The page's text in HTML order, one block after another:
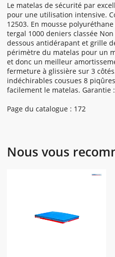
Le matelas de sécurité par
pour une utilisation intensive.
12503. En mousse
tergal 1000 deniers classée
dessous antidérapant et grille
périmètre du matelas pour un
et donc un meilleur
fermeture à glissière sur 3
indéchirables cousues 8
facilement le matelas. Garantie
Page du catalogue : 172
Nous vous